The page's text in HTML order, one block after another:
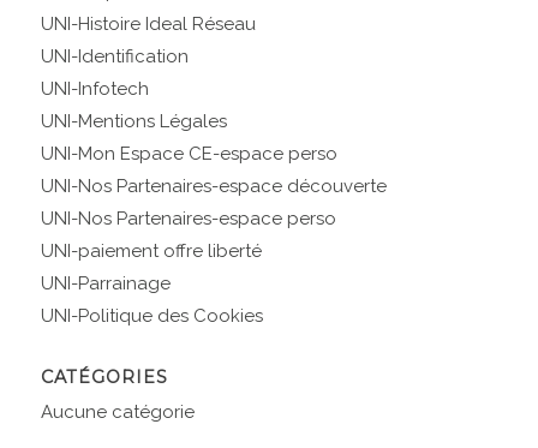
UNI-Histoire Ideal Réseau
UNI-Identification
UNI-Infotech
UNI-Mentions Légales
UNI-Mon Espace CE-espace perso
UNI-Nos Partenaires-espace découverte
UNI-Nos Partenaires-espace perso
UNI-paiement offre liberté
UNI-Parrainage
UNI-Politique des Cookies
CATÉGORIES
Aucune catégorie